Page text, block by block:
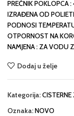
PREČNIK POKLOPCA
IZRAĐENA OD
PODNOSI
OTPORNOST NA
NAMJENA : ZA VODU
Dodaj u želje
Kategorija:
Oznaka:NOVO